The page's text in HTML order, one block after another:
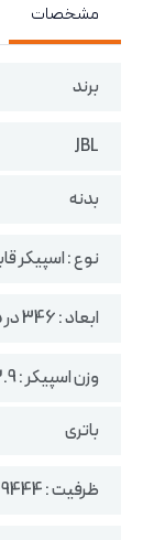
مشخصات
برند
JBL
بدنه
نوع : اسپیکر
ابعاد : 346 در 165 در 155 میلی متر
وزن اسپیکر :‌ 2.9 KG (2900 گرم)
باتری
ظرفیت : 9444 mAh